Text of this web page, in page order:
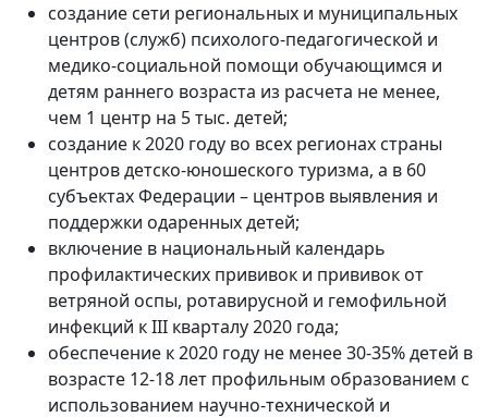
создание сети региональных и муниципальных
центров (служб) психолого-педагогической и
медико-социальной помощи обучающимся и
детям раннего возраста из расчета не менее,
чем 1 центр на 5 тыс. детей;
создание к 2020 году во всех регионах страны
центров детско-юношеского туризма, а в 60
субъектах Федерации – центров выявления и
поддержки одаренных детей;
включение в национальный календарь
профилактических прививок и прививок от
ветряной оспы, ротавирусной и гемофильной
инфекций к III кварталу 2020 года;
обеспечение к 2020 году не менее 30-35% детей в
возрасте 12-18 лет профильным образованием с
использованием научно-технической и